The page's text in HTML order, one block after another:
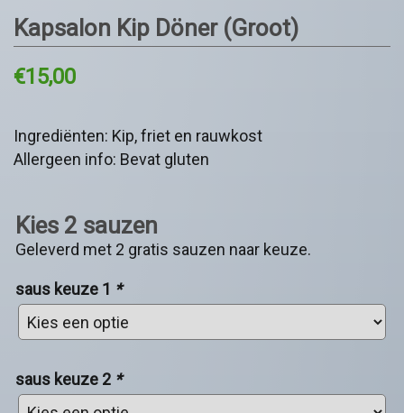
Kapsalon Kip Döner (Groot)
€15,00
Ingrediënten: Kip, friet en rauwkost
Allergeen info: Bevat gluten
Kies 2 sauzen
Geleverd met 2 gratis sauzen naar keuze.
saus keuze 1 *
saus keuze 2 *